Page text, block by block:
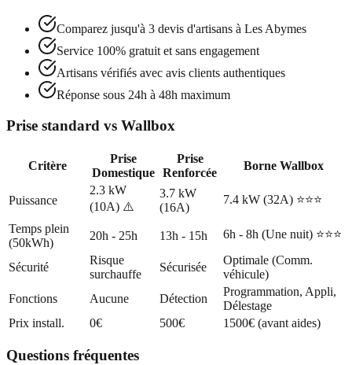
Comparez jusqu'à 3 devis d'artisans à Les Abymes
Service 100% gratuit et sans engagement
Artisans vérifiés avec avis clients authentiques
Réponse sous 24h à 48h maximum
Prise standard vs Wallbox
Critère
Prise
Domestique
Prise
Renforcée
Borne Wallbox
Puissance
2.3 kW
(10A) ⚠️
3.7 kW
(16A)
7.4 kW (32A) ⭐⭐⭐
Temps plein
(50kWh)
20h - 25h 13h - 15h 6h - 8h (Une nuit) ⭐⭐⭐
Sécurité
Risque
surchauffe
Sécurisée
Optimale (Comm.
véhicule)
Fonctions
Aucune Détection
Programmation, Appli,
Délestage
Prix install.
0€ 500€ 1500€ (avant aides)
Questions fréquentes